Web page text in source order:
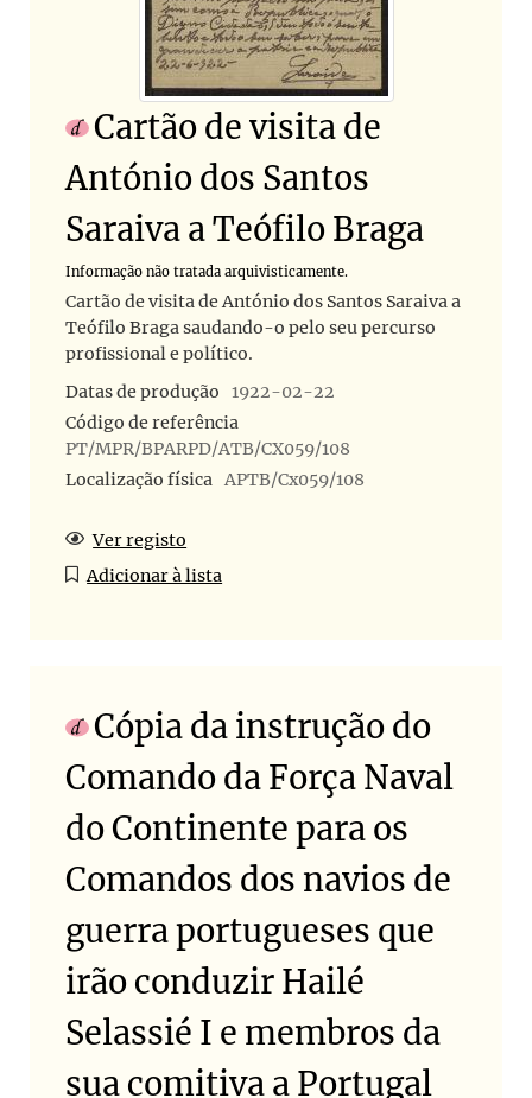
Cartão de visita de
António dos Santos
Saraiva a Teófilo Braga
Informação não tratada arquivisticamente.
Cartão de visita de António dos Santos Saraiva a
Teófilo Braga saudando-o pelo seu percurso
profissional e político.
Datas de produção
1922-02-22
Código de referência
PT/MPR/BPARPD/ATB/CX059/108
Localização física APTB/Cx059/108
Ver registo
Adicionar à lista
Cópia da instrução do
Comando da Força Naval
do Continente para os
Comandos dos navios de
guerra portugueses que
irão conduzir Hailé
Selassié I e membros da
sua comitiva a Portugal